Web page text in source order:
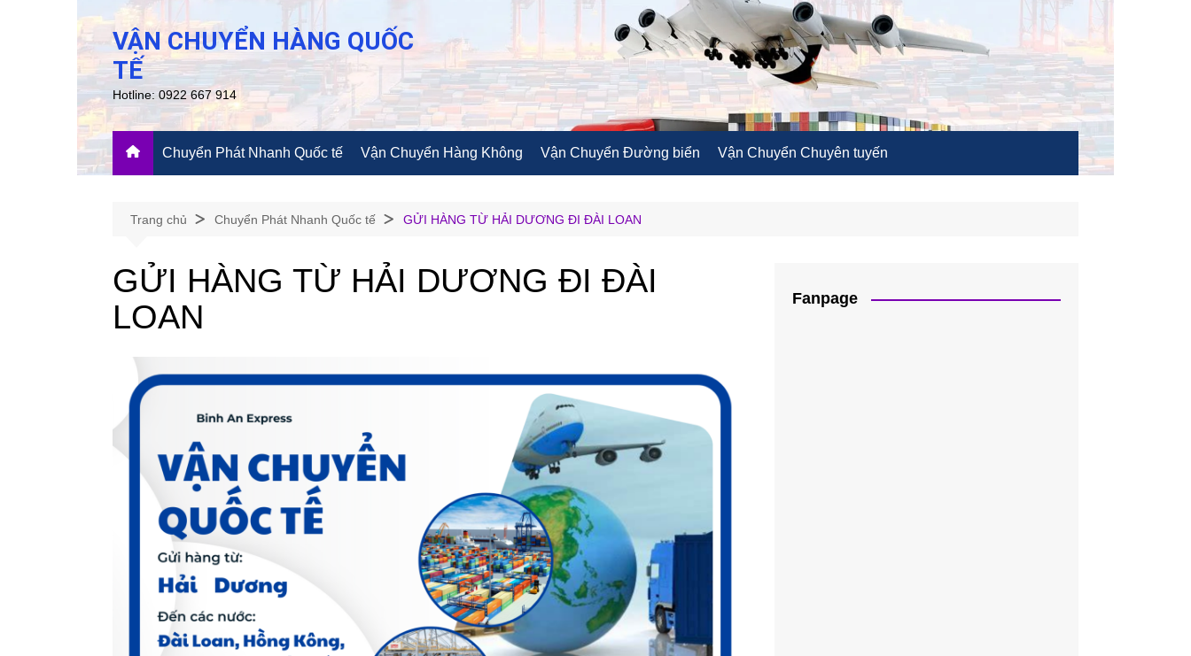
VẬN CHUYỂN HÀNG QUỐC
TẾ
Hotline: 0922 667 914
Chuyển Phát Nhanh Quốc tế Vận Chuyển Hàng Không Vận Chuyển Đường biển Vận Chuyển Chuyên tuyến
Trang chủ Chuyển Phát Nhanh Quốc tế GỬI HÀNG TỪ HẢI DƯƠNG ĐI ĐÀI LOAN
GỬI HÀNG TỪ HẢI DƯƠNG ĐI ĐÀI
LOAN
Fanpage